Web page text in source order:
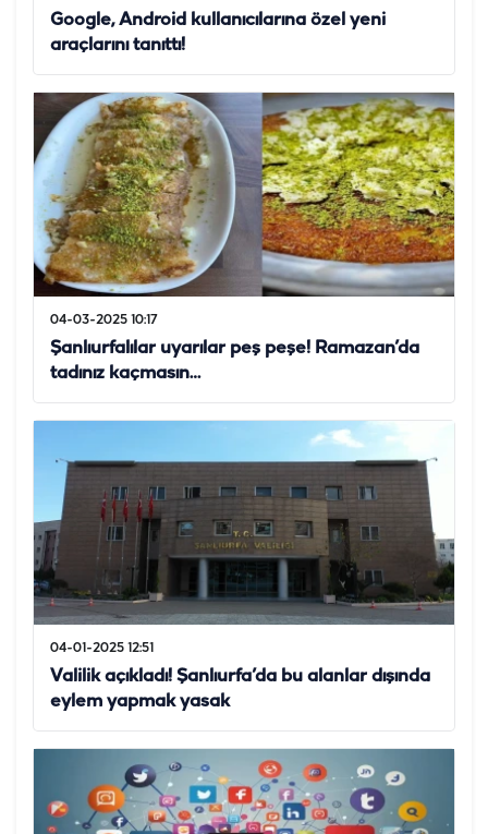
Google, Android kullanıcılarına özel yeni
araçlarını tanıttı!
04-03-2025 10:17
Şanlıurfalılar uyarılar peş peşe! Ramazan’da
tadınız kaçmasın…
04-01-2025 12:51
Valilik açıkladı! Şanlıurfa’da bu alanlar dışında
eylem yapmak yasak